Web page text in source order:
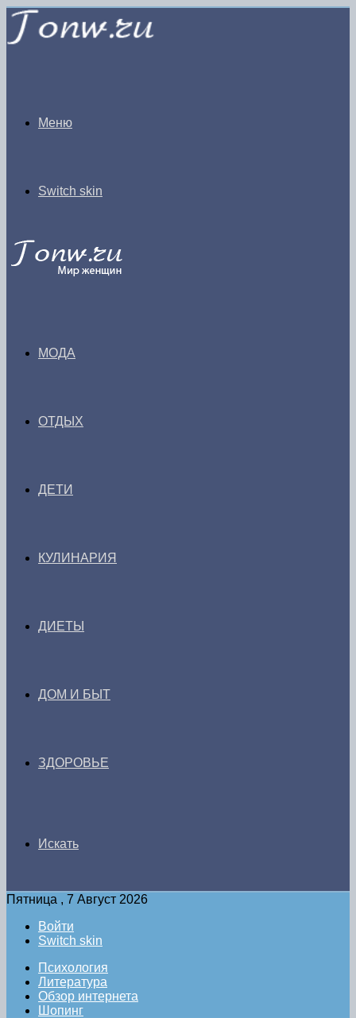
Меню
Switch skin
МОДА
ОТДЫХ
ДЕТИ
КУЛИНАРИЯ
ДИЕТЫ
ДОМ И БЫТ
ЗДОРОВЬЕ
Искать
Пятница , 7 Август 2026
Войти
Switch skin
Психология
Литература
Обзор интернета
Шопинг